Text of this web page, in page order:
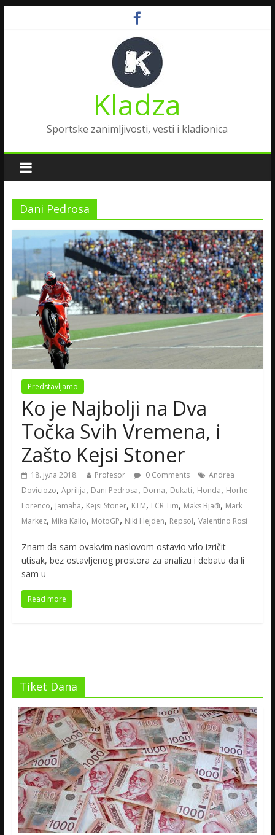
Kladza
Sportske zanimljivosti, vesti i kladionica
Dani Pedrosa
Predstavljamo
Ko je Najbolji na Dva
Točka Svih Vremena, i
Zašto Kejsi Stoner
18. јула 2018. Profesor 0 Comments
Andrea
Doviciozo, Aprilija, Dani Pedrosa, Dorna, Dukati, Honda, Horhe
Lorenco, Jamaha, Kejsi Stoner, KTM, LCR Tim, Maks Bjađi, Mark
Markez, Mika Kalio, MotoGP, Niki Hejden, Repsol, Valentino Rosi
Znam da sam ovakvim naslovom ostavio vrlo izričit
utisak, bez ostavljenog prostora za analizu i debatu da li
sam u
Read more
Tiket Dana